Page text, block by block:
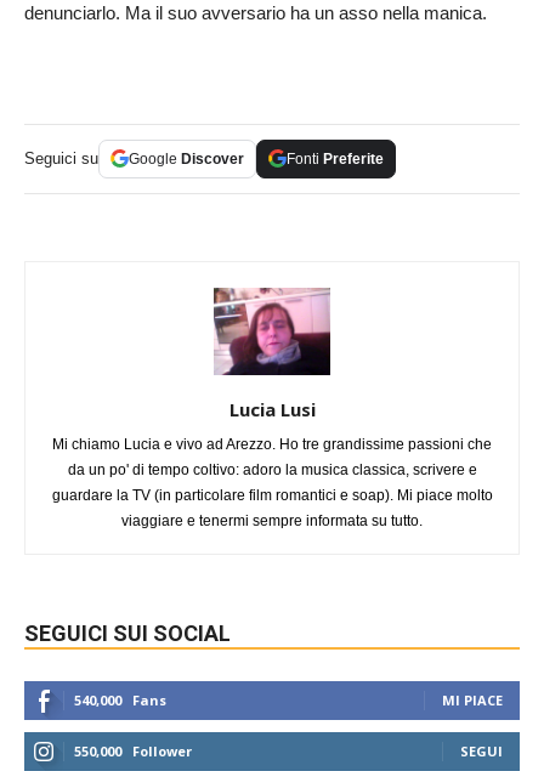
denunciarlo. Ma il suo avversario ha un asso nella manica.
Seguici su Google Discover Fonti Preferite
Lucia Lusi
Mi chiamo Lucia e vivo ad Arezzo. Ho tre grandissime passioni che
da un po' di tempo coltivo: adoro la musica classica, scrivere e
guardare la TV (in particolare film romantici e soap). Mi piace molto
viaggiare e tenermi sempre informata su tutto.
SEGUICI SUI SOCIAL
540,000 Fans MI PIACE
550,000 Follower SEGUI